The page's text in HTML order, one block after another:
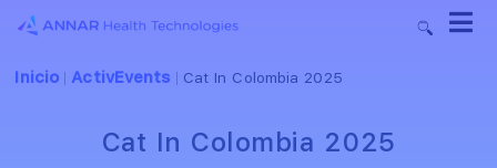
Inicio | ActivEvents | Cat In Colombia 2025
Cat In Colombia 2025